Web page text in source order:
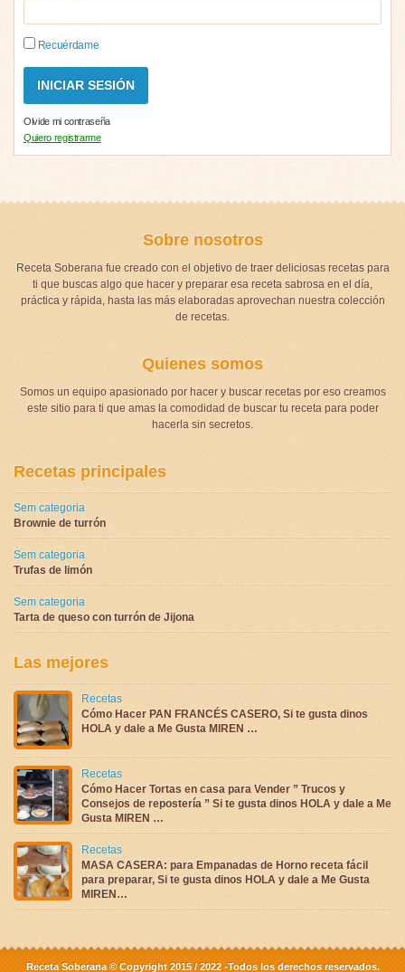
Recuérdame
Olvide mi contraseña
Quiero registrarme
Sobre nosotros
Receta Soberana fue creado con el objetivo de traer deliciosas recetas para
ti que buscas algo que hacer y preparar esa receta sabrosa en el día,
práctica y rápida, hasta las más elaboradas aprovechan nuestra colección
de recetas.
Quienes somos
Somos un equipo apasionado por hacer y buscar recetas por eso creamos
este sitio para ti que amas la comodidad de buscar tu receta para poder
hacerla sin secretos.
Recetas principales
Sem categoria
Brownie de turrón
Sem categoria
Trufas de limón
Sem categoria
Tarta de queso con turrón de Jijona
Las mejores
Recetas
Cómo Hacer PAN FRANCÉS CASERO, Si te gusta dinos
HOLA y dale a Me Gusta MIREN …
Recetas
Cómo Hacer Tortas en casa para Vender ” Trucos y
Consejos de repostería ” Si te gusta dinos HOLA y dale a Me
Gusta MIREN …
Recetas
MASA CASERA: para Empanadas de Horno receta fácil
para preparar, Si te gusta dinos HOLA y dale a Me Gusta
MIREN…
Receta Soberana © Copyright 2015 / 2022 -Todos los derechos reservados.